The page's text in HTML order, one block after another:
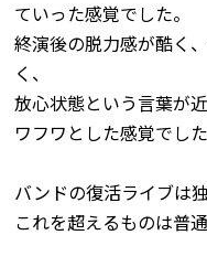
ていった感覚でした。
終演後の脱力感が酷く
く、
放心状態という言葉が
ワフワとした感覚でした
バンドの復活ライブは
これを超えるものは普